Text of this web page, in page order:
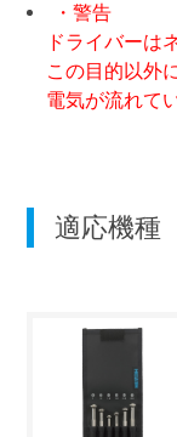
・警告
ドライバーは
この目的以外
電気が流れて
適応機種